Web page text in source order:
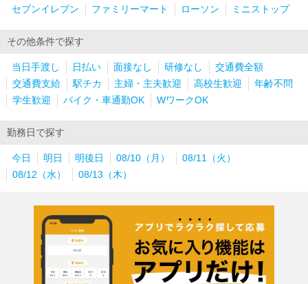
セブンイレブン ファミリーマート ローソン ミニストップ
その他条件で探す
当日手渡し 日払い 面接なし 研修なし
交通費全額
交通費支給
駅チカ 主婦・主夫歓迎 高校生歓迎
年齢不問
学生歓迎
バイク・車通勤OK WワークOK
勤務日で探す
今日 明日 明後日 08/10（月）
08/11（火）
08/12（水）
08/13（木）